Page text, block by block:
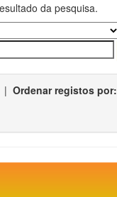
da pesquisa.
| Ordenar registos por: